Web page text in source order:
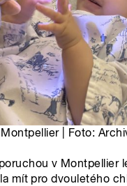
| Foto:
v Montpellier
mít pro dvouletého